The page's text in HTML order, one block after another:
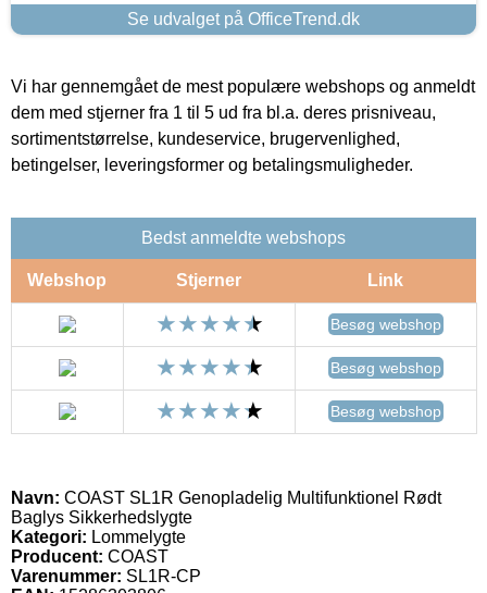
Se udvalget på OfficeTrend.dk
Vi har gennemgået de mest populære webshops og anmeldt
dem med stjerner fra 1 til 5 ud fra bl.a. deres prisniveau,
sortimentstørrelse, kundeservice, brugervenlighed,
betingelser, leveringsformer og betalingsmuligheder.
Bedst anmeldte webshops
Webshop Stjerner Link
Besøg webshop
Besøg webshop
Besøg webshop
Navn: COAST SL1R Genopladelig Multifunktionel Rødt
Baglys Sikkerhedslygte
Kategori: Lommelygte
Producent: COAST
Varenummer: SL1R-CP